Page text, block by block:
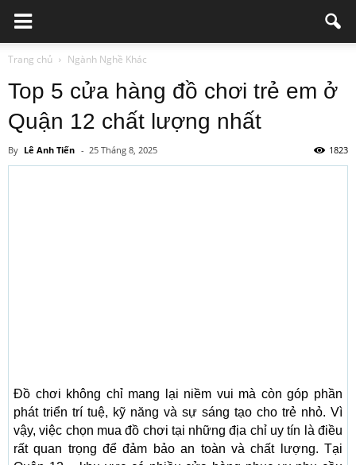
Trang chủ Ngành Nghề Khác
Top 5 cửa hàng đồ chơi trẻ em ở
Quận 12 chất lượng nhất
By Lê Anh Tiến - 25 Tháng 8, 2025 1823
Đồ chơi không chỉ mang lại niềm vui mà còn góp phần
phát triển trí tuệ, kỹ năng và sự sáng tạo cho trẻ nhỏ. Vì
vậy, việc chọn mua đồ chơi tại những địa chỉ uy tín là điều
rất quan trọng để đảm bảo an toàn và chất lượng. Tại